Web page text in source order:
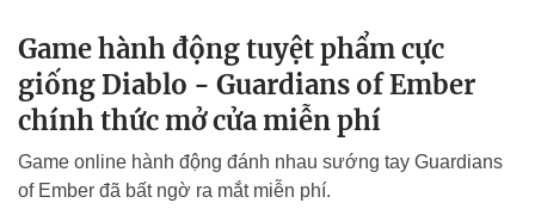
Game hành động tuyệt phẩm cực
giống Diablo - Guardians of Ember
chính thức mở cửa miễn phí
Game online hành động đánh nhau sướng tay Guardians
of Ember đã bất ngờ ra mắt miễn phí.